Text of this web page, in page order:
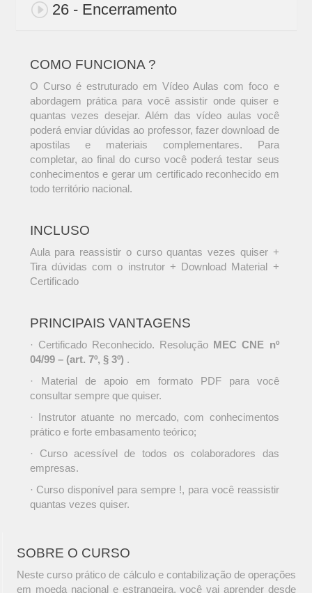
26 - Encerramento
COMO FUNCIONA ?
O Curso é estruturado em Vídeo Aulas com foco e
abordagem prática para você assistir onde quiser e
quantas vezes desejar. Além das vídeo aulas você
poderá enviar dúvidas ao professor, fazer download de
apostilas e materiais complementares. Para
completar, ao final do curso você poderá testar seus
conhecimentos e gerar um certificado reconhecido em
todo território nacional.
INCLUSO
Aula para reassistir o curso quantas vezes quiser +
Tira dúvidas com o instrutor + Download Material +
Certificado
PRINCIPAIS VANTAGENS
· Certificado Reconhecido. Resolução MEC CNE nº
04/99 – (art. 7º, § 3º) .
· Material de apoio em formato PDF para você
consultar sempre que quiser.
· Instrutor atuante no mercado, com conhecimentos
prático e forte embasamento teórico;
· Curso acessível de todos os colaboradores das
empresas.
· Curso disponível para sempre !, para você reassistir
quantas vezes quiser.
SOBRE O CURSO
Neste curso prático de cálculo e contabilização de operações
em moeda nacional e estrangeira, você vai aprender desde